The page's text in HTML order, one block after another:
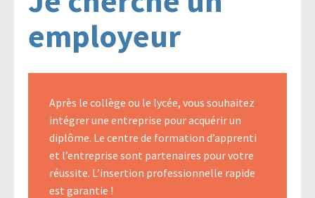
employeur
Après le collège ou le lycée, vous souhaitez
intégrer une entreprise pour acquérir un
diplôme. Le centre de formation d’apprenti
et l’entreprise sont partenaires pour votre
réussite. L’insertion professionnelle rapide
est garantie !